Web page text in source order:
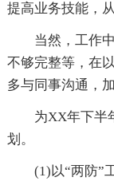
提高业务技能，
当然，工作
不够完整等，在
多与同事沟通，
为XX年下半
划。
(1)以“两防”